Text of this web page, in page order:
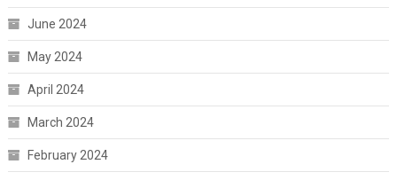
June 2024
May 2024
April 2024
March 2024
February 2024